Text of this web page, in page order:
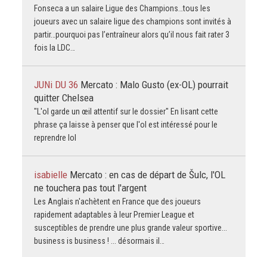
Fonseca a un salaire Ligue des Champions…tous les
joueurs avec un salaire ligue des champions sont invités à
partir…pourquoi pas l’entraîneur alors qu’il nous fait rater 3
fois la LDC…
JUNi DU 36 Mercato : Malo Gusto (ex-OL) pourrait
quitter Chelsea
"L'ol garde un œil attentif sur le dossier" En lisant cette
phrase ça laisse à penser que l'ol est intéressé pour le
reprendre lol
isabielle Mercato : en cas de départ de Šulc, l'OL
ne touchera pas tout l'argent
Les Anglais n'achètent en France que des joueurs
rapidement adaptables à leur Premier League et
susceptibles de prendre une plus grande valeur sportive...
business is business ! ... désormais il…